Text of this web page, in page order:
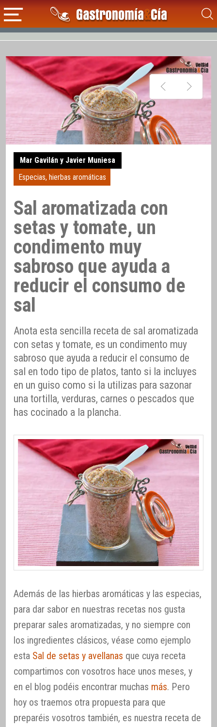
Mar Gavilán y Javier Muniesa
Especias, hierbas aromáticas
Sal aromatizada con
setas y tomate, un
condimento muy
sabroso que ayuda a
reducir el consumo de
sal
Anota esta sencilla receta de sal aromatizada
con setas y tomate, es un condimento muy
sabroso que ayuda a reducir el consumo de
sal en todo tipo de platos, tanto si la incluyes
en un guiso como si la utilizas para sazonar
una tortilla, verduras, carnes o pescados que
has cocinado a la plancha.
Además de las hierbas aromáticas y las especias,
para dar sabor en nuestras recetas nos gusta
preparar sales aromatizadas, y no siempre con
los ingredientes clásicos, véase como ejemplo
esta Sal de setas y avellanas que cuya receta
compartimos con vosotros hace unos meses, y
en el blog podéis encontrar muchas más. Pero
hoy os traemos otra propuesta para que
preparéis vosotros también, es nuestra receta de